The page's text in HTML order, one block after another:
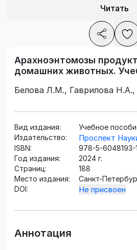
Читать
Арахноэнтомозы
домашних животных.
Белова Л.М., Гаврилова
Вид издания:
Учебное
Издательство:
Проспект
ISBN:
978-5-6048193-
Год издания:
2024 г.
Страниц:
188
Место издания:
Санкт-
DOI:
Не присвоен
Аннотация